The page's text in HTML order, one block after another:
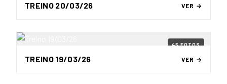
TREINO 20/03/26 VER →
45 FOTOS
TREINO 19/03/26 VER →